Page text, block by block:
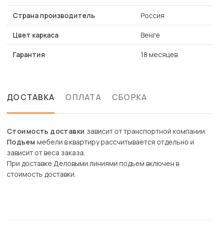
Страна производитель Россия
Цвет каркаса Венге
Гарантия 18 месяцев
ДОСТАВКА ОПЛАТА СБОРКА
Стоимость доставки зависит от транспортной компании.
Подъем мебели в квартиру рассчитывается отдельно и
зависит от веса заказа.
При доставке Деловыми линиями подъем включен в
стоимость доставки.